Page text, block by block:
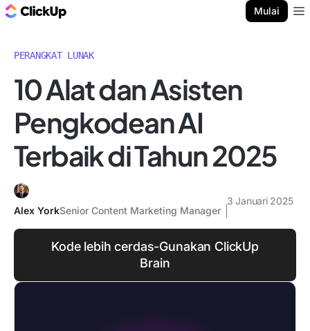
Mulai
PERANGKAT LUNAK
10 Alat dan Asisten
Pengkodean AI
Terbaik di Tahun 2025
Alex YorkSenior Content Marketing Manager
3 Januari 2025
Kode lebih cerdas-Gunakan ClickUp
Brain